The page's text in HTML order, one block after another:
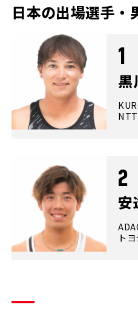
日本の出場選手・
1
黒
2
安
ト